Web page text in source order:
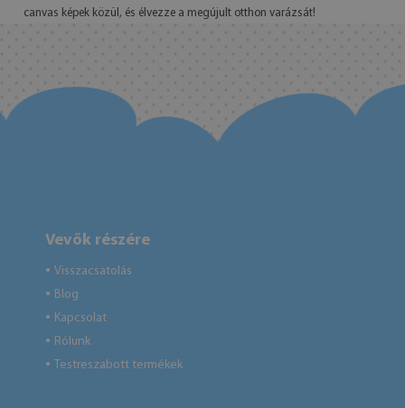
canvas képek közül, és élvezze a megújult otthon varázsát!
Vevők részére
● Visszacsatolás
● Blog
● Kapcsolat
● Rólunk
● Testreszabott termékek